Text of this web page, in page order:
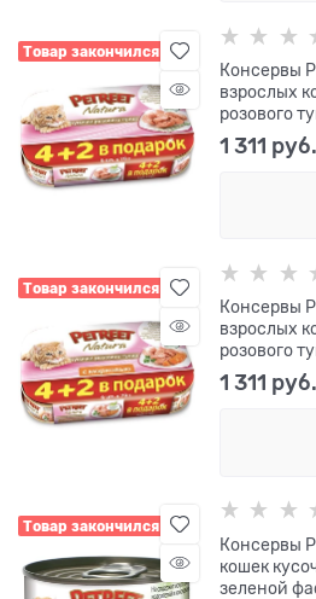
Товар закончился
Консервы
взрослых
розового
1 311 руб.
Товар закончился
Консервы
взрослых
розового
1 311 руб.
Товар закончился
Консервы
кошек
зеленой